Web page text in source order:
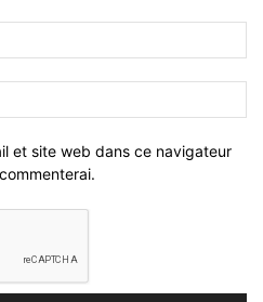
et site web dans ce navigateur